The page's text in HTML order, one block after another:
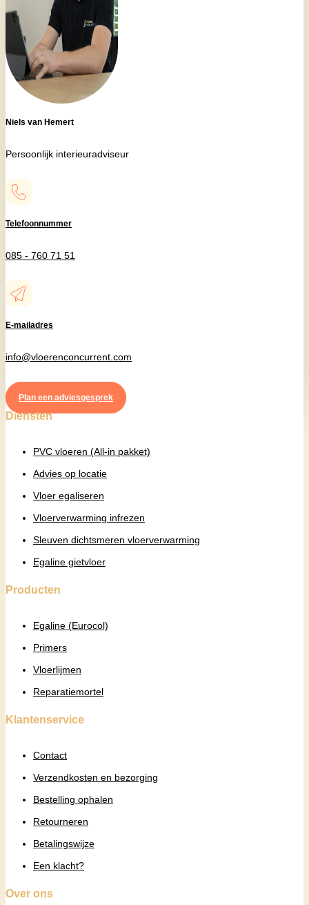
Niels van Hemert
Persoonlijk interieuradviseur
Telefoonnummer
085 - 760 71 51
E-mailadres
info@vloerenconcurrent.com
Plan een adviesgesprek
Diensten
PVC vloeren (All-in pakket)
Advies op locatie
Vloer egaliseren
Vloerverwarming infrezen
Sleuven dichtsmeren vloerverwarming
Egaline gietvloer
Producten
Egaline (Eurocol)
Primers
Vloerlijmen
Reparatiemortel
Klantenservice
Contact
Verzendkosten en bezorging
Bestelling ophalen
Retourneren
Betalingswijze
Een klacht?
Over ons